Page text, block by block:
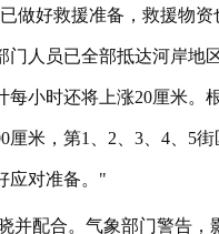
做好救援准备，救援物资
人员已全部抵达河岸地
小时还将上涨20厘米。
厘米，第1、2、3、4、5
应对准备。"
并配合。气象部门警告，